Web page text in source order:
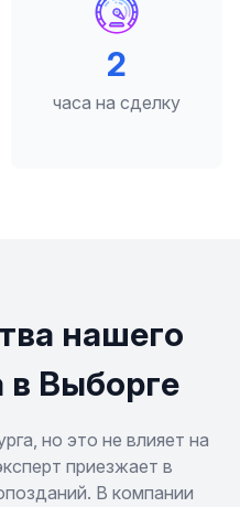
2
часа на сделку
нашего
в Выборге
но это не влияет на
приезжает в
В компании